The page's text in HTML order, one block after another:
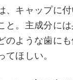
、キャップに
と。主成分に
のような歯に
てほしい。